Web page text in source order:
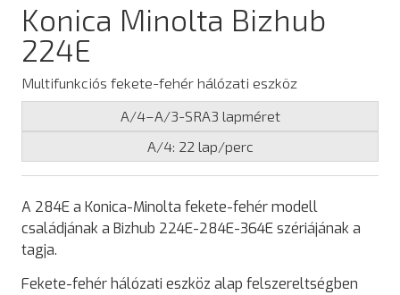
Konica Minolta Bizhub
224E
Multifunkciós fekete-fehér hálózati eszköz
A/4–A/3-SRA3 lapméret
A/4: 22 lap/perc
A 284E a Konica-Minolta fekete-fehér modell
családjának a Bizhub 224E-284E-364E szériájának a
tagja.
Fekete-fehér hálózati eszköz alap felszereltségben